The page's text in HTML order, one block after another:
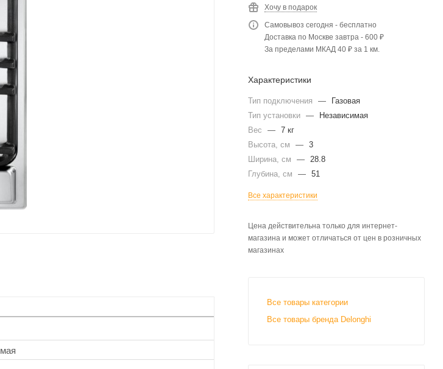
Хочу в подарок
Самовывоз сегодня - бесплатно
Доставка по Москве завтра - 600 ₽
За пределами МКАД 40 ₽ за 1 км.
Характеристики
Тип подключения —
Газовая
Тип установки —
Независимая
Вес
— 7 кг
Высота, см
— 3
Ширина, см
—
28.8
Глубина, см
— 51
Все характеристики
Цена действительна только для интернет-
магазина и может отличаться от цен в розничных
магазинах
Все товары категории
Все товары бренда Delonghi